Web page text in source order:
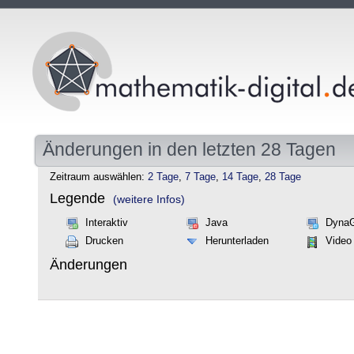
Änderungen in den letzten 28 Tagen
Zeitraum auswählen: 2 Tage, 7 Tage, 14 Tage, 28 Tage
Legende (weitere Infos)
Interaktiv Java
Drucken
Herunterladen Video
Änderungen